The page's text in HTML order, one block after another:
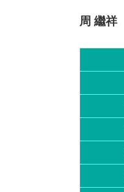
周 繼祥